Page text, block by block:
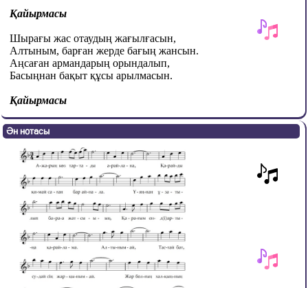
Қайырмасы
Шырағы жас отаудың жағылғасын,
Алтыным, барған жерде бағың жансын.
Аңсаған армандарың орындалып,
Басыңнан бақыт құсы арылмасын.
Қайырмасы
Ән нотасы